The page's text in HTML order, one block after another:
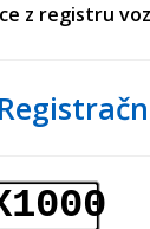
z registru